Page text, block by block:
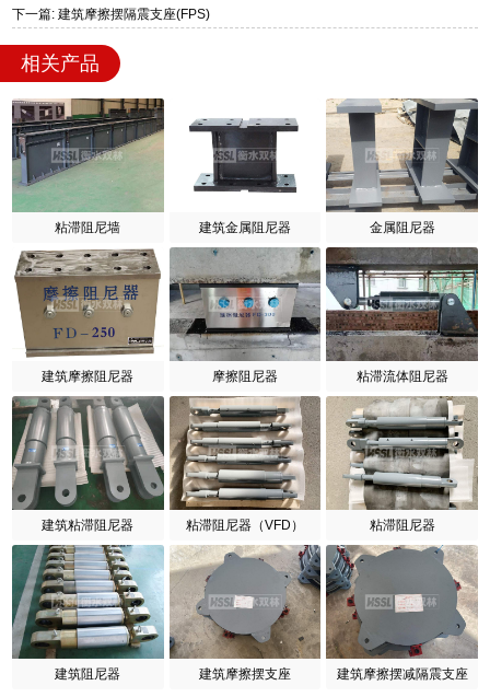
下一篇: 建筑摩擦摆隔震支座(FPS)
相关产品
粘滞阻尼墙 建筑金属阻尼器 金属阻尼器
建筑摩擦阻尼器 摩擦阻尼器 粘滞流体阻尼器
建筑粘滞阻尼器 粘滞阻尼器（VFD） 粘滞阻尼器
建筑阻尼器 建筑摩擦摆支座 建筑摩擦摆减隔震支座